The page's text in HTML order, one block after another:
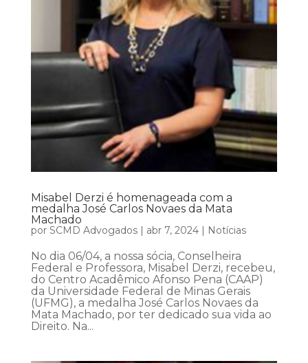
Misabel Derzi é homenageada com a
medalha José Carlos Novaes da Mata
Machado
por SCMD Advogados| abr 7, 2024| Notícias
No dia 06/04, a nossa sócia, Conselheira
Federal e Professora, Misabel Derzi, recebeu,
do Centro Acadêmico Afonso Pena (CAAP)
da Universidade Federal de Minas Gerais
(UFMG), a medalha José Carlos Novaes da
Mata Machado, por ter dedicado sua vida ao
Direito. Na...